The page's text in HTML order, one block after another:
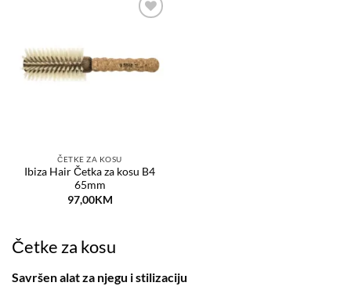
želja
ČETKE ZA KOSU
Ibiza Hair Četka za kosu B4
65mm
97,00KM
Četke za kosu
Savršen alat za njegu i stilizaciju